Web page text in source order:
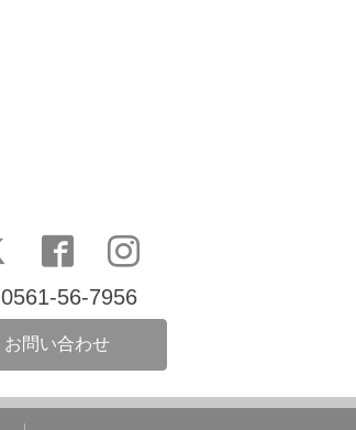
0561-56-7956
お問い合わせ